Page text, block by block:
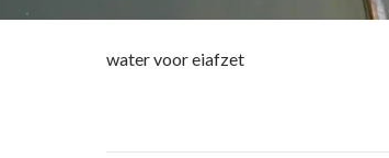
water voor eiafzet